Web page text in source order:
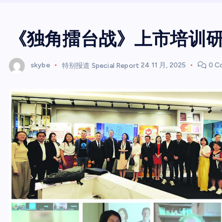
《独角擂台战》上市培训
skybe 特别报道 Special Report 24 11 月, 2025 0